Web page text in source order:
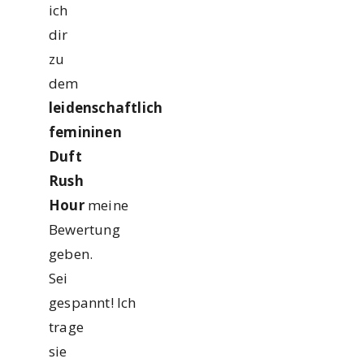
ich
dir
zu
dem
leidenschaftlich
femininen
Duft
Rush
Hourmeine
Bewertung
geben.
Sei
gespannt! Ich
trage
sie